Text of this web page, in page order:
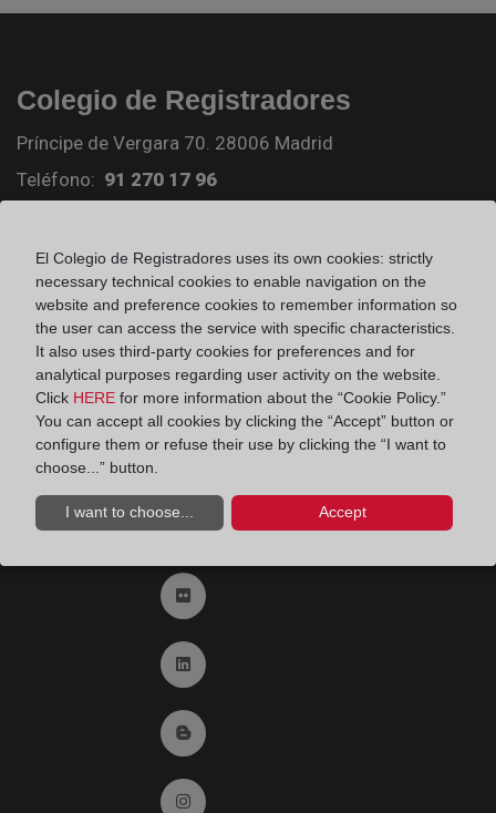
Colegio de Registradores
Príncipe de Vergara 70. 28006 Madrid
Teléfono: 91 270 17 96
Email:contacto@registradores.org
Registro de entrada del Colegio de registradores
Ir a facebook (abre en ventana nueva)
Ir a twitter (abre en ventana nueva)
Ir a YouTube (abre en ventana nueva)
Ir a Flickr (abre en ventana nueva)
Ir a Linkedin (abre en ventana nueva)
Ir al Blog (abre en ventana nueva)
Ir a Instagram (abre en ventana nueva)
El Colegio de Registradores uses its own cookies: strictly
necessary technical cookies to enable navigation on the
website and preference cookies to remember information so
the user can access the service with specific characteristics.
It also uses third-party cookies for preferences and for
analytical purposes regarding user activity on the website.
Click HERE for more information about the “Cookie Policy.”
You can accept all cookies by clicking the “Accept” button or
configure them or refuse their use by clicking the “I want to
choose...” button.
I want to choose... Accept